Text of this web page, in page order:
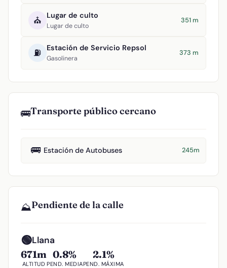
⛪ Lugar de culto
Lugar de culto
351 m
⛽ Estación de Servicio Repsol
Gasolinera
373 m
🚌Transporte público cercano
🚌 Estación de Autobuses 245m
⛰️Pendiente de la calle
🟢Llana
671m
ALTITUD
0.8%
PEND. MEDIA
2.1%
PEND. MÁXIMA